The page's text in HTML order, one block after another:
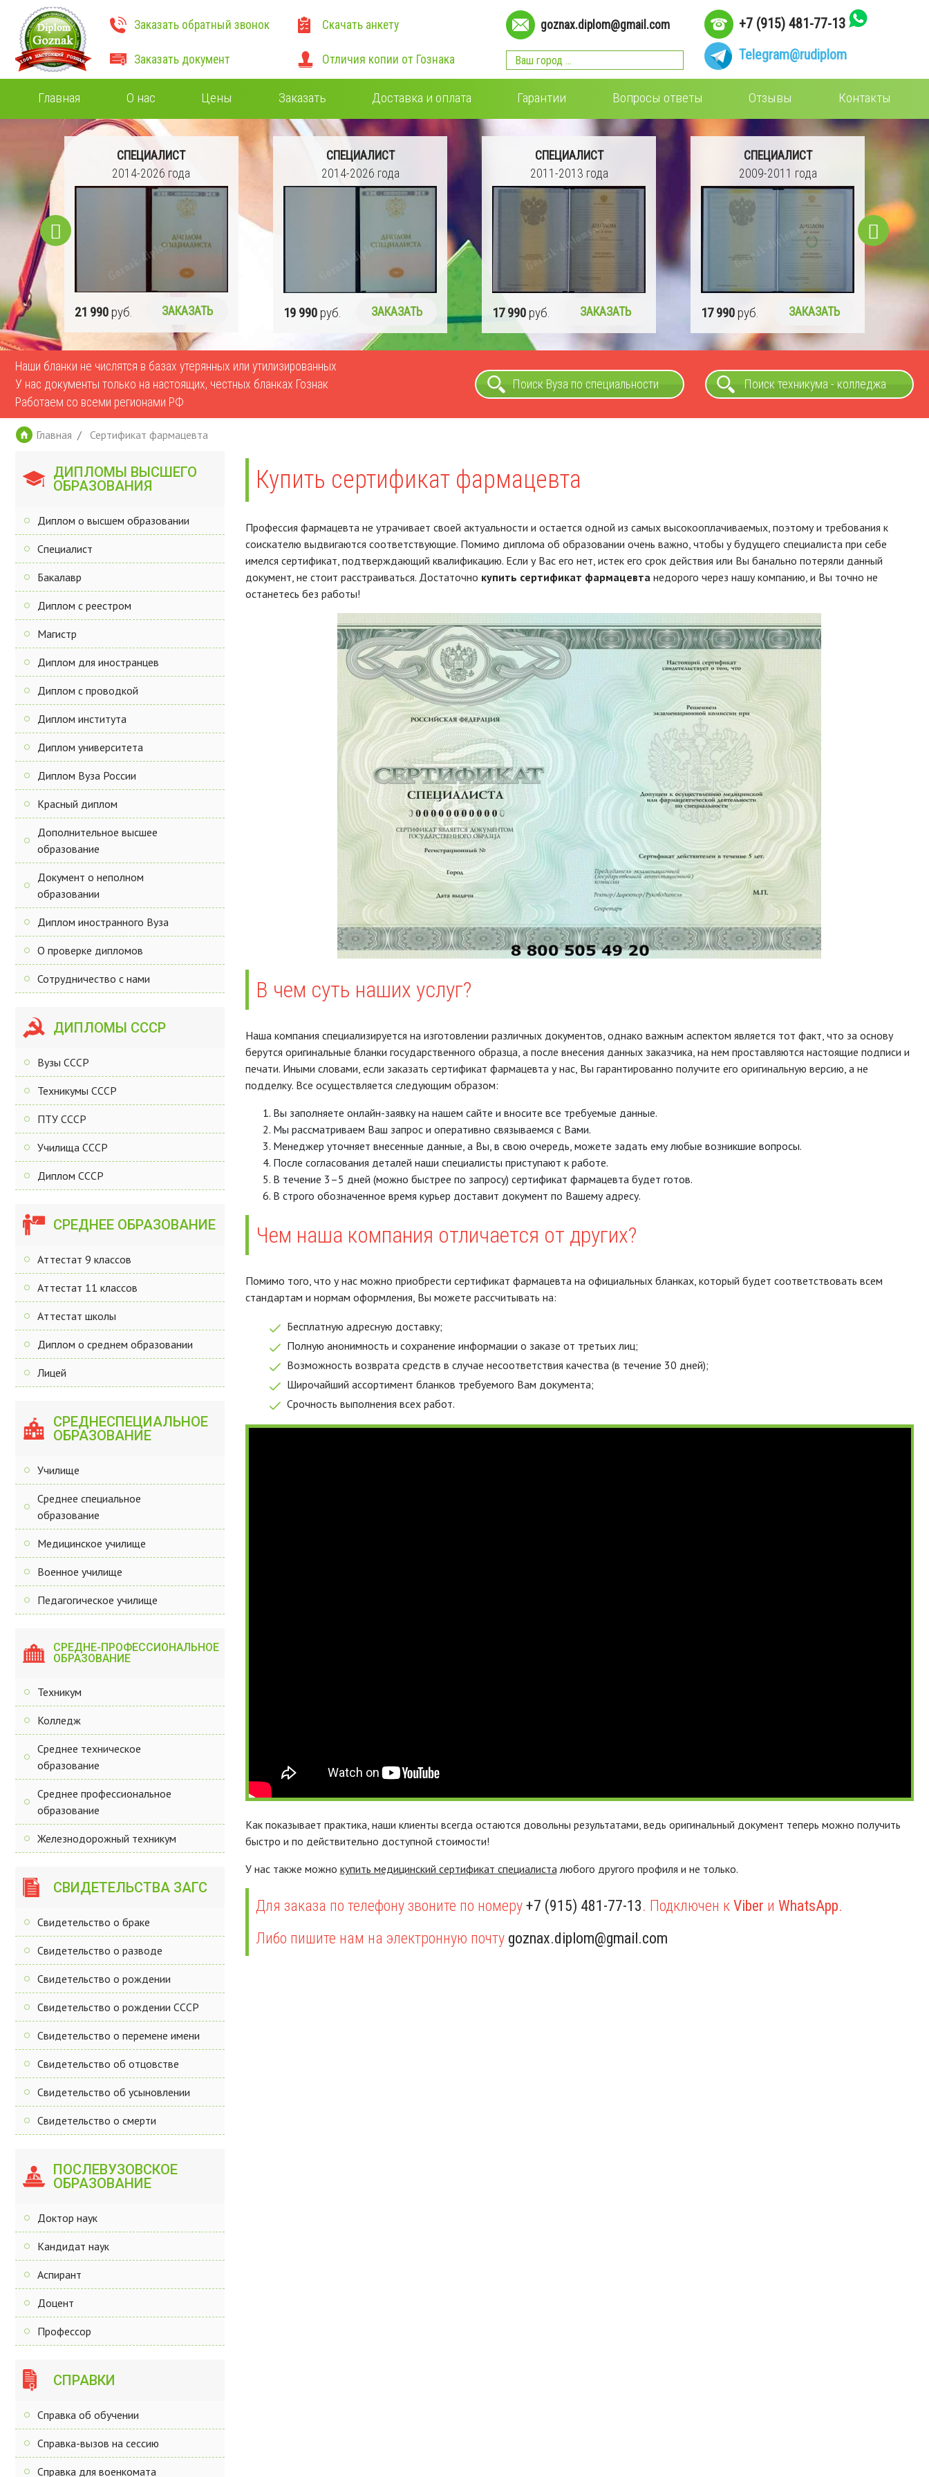
Заказать обратный звонок
Заказать документ
Скачать анкету
Отличия копии от Гознака
goznax.diplom@gmail.com
+7 (915) 481-77-13
Telegram@rudiplom
Главная О нас Цены Заказать Доставка и оплата Гарантии Вопросы ответы Отзывы Контакты
СПЕЦИАЛИСТ
2014-2026 года
21 990 руб. ЗАКАЗАТЬ
СПЕЦИАЛИСТ
2014-2026 года
19 990 руб. ЗАКАЗАТЬ
СПЕЦИАЛИСТ
2011-2013 года
17 990 руб. ЗАКАЗАТЬ
СПЕЦИАЛИСТ
2009-2011 года
17 990 руб. ЗАКАЗАТЬ
16
Наши бланки не числятся в базах утерянных или утилизированных
У нас документы только на настоящих, честных бланках Гознак
Работаем со всеми регионами РФ
Поиск Вуза по специальности Поиск техникума - колледжа
Главная Сертификат фармацевта
ДИПЛОМЫ ВЫСШЕГО
ОБРАЗОВАНИЯ
Диплом о высшем образовании
Специалист
Бакалавр
Диплом с реестром
Магистр
Диплом для иностранцев
Диплом с проводкой
Диплом института
Диплом университета
Диплом Вуза России
Красный диплом
Дополнительное высшее
образование
Документ о неполном
образовании
Диплом иностранного Вуза
О проверке дипломов
Сотрудничество с нами
ДИПЛОМЫ СССР
Вузы СССР
Техникумы СССР
ПТУ СССР
Училища СССР
Диплом СССР
СРЕДНЕЕ ОБРАЗОВАНИЕ
Аттестат 9 классов
Аттестат 11 классов
Аттестат школы
Диплом о среднем образовании
Лицей
СРЕДНЕСПЕЦИАЛЬНОЕ
ОБРАЗОВАНИЕ
Училище
Среднее специальное
образование
Медицинское училище
Военное училище
Педагогическое училище
СРЕДНЕ-ПРОФЕССИОНАЛЬНОЕ
ОБРАЗОВАНИЕ
Техникум
Колледж
Среднее техническое
образование
Среднее профессиональное
образование
Железнодорожный техникум
СВИДЕТЕЛЬСТВА ЗАГС
Свидетельство о браке
Свидетельство о разводе
Свидетельство о рождении
Свидетельство о рождении СССР
Свидетельство о перемене имени
Свидетельство об отцовстве
Свидетельство об усыновлении
Свидетельство о смерти
ПОСЛЕВУЗОВСКОЕ
ОБРАЗОВАНИЕ
Доктор наук
Кандидат наук
Аспирант
Доцент
Профессор
СПРАВКИ
Справка об обучении
Справка-вызов на сессию
Справка для военкомата
Купить сертификат фармацевта
Профессия фармацевта не утрачивает своей актуальности и остается одной из самых высокооплачиваемых, поэтому и требования к
соискателю выдвигаются соответствующие. Помимо диплома об образовании очень важно, чтобы у будущего специалиста при себе
имелся сертификат, подтверждающий квалификацию. Если у Вас его нет, истек его срок действия или Вы банально потеряли данный
документ, не стоит расстраиваться. Достаточно купить сертификат фармацевта недорого через нашу компанию, и Вы точно не
останетесь без работы!
В чем суть наших услуг?
Наша компания специализируется на изготовлении различных документов, однако важным аспектом является тот факт, что за основу
берутся оригинальные бланки государственного образца, а после внесения данных заказчика, на нем проставляются настоящие подписи и
печати. Иными словами, если заказать сертификат фармацевта у нас, Вы гарантированно получите его оригинальную версию, а не
подделку. Все осуществляется следующим образом:
Вы заполняете онлайн-заявку на нашем сайте и вносите все требуемые данные.
Мы рассматриваем Ваш запрос и оперативно связываемся с Вами.
Менеджер уточняет внесенные данные, а Вы, в свою очередь, можете задать ему любые возникшие вопросы.
После согласования деталей наши специалисты приступают к работе.
В течение 3–5 дней (можно быстрее по запросу) сертификат фармацевта будет готов.
В строго обозначенное время курьер доставит документ по Вашему адресу.
Чем наша компания отличается от других?
Помимо того, что у нас можно приобрести сертификат фармацевта на официальных бланках, который будет соответствовать всем
стандартам и нормам оформления, Вы можете рассчитывать на:
Бесплатную адресную доставку;
Полную анонимность и сохранение информации о заказе от третьих лиц;
Возможность возврата средств в случае несоответствия качества (в течение 30 дней);
Широчайший ассортимент бланков требуемого Вам документа;
Срочность выполнения всех работ.
Как показывает практика, наши клиенты всегда остаются довольны результатами, ведь оригинальный документ теперь можно получить
быстро и по действительно доступной стоимости!
У нас также можно купить медицинский сертификат специалиста любого другого профиля и не только.
Для заказа по телефону звоните по номеру +7 (915) 481-77-13. Подключен к Viber и WhatsApp.
Либо пишите нам на электронную почту goznax.diplom@gmail.com